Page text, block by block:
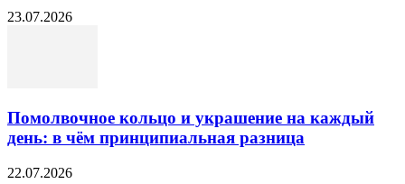
23.07.2026
Помолвочное кольцо и украшение на каждый
день: в чём принципиальная разница
22.07.2026